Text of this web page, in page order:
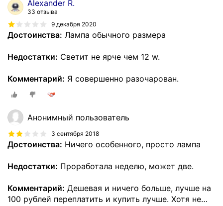
Alexander R.
33 отзыва
9 декабря 2020
Достоинства: Лампа обычного размера
Недостатки: Светит не ярче чем 12 w.
Комментарий: Я совершенно разочарован.
Анонимный пользователь
3 сентября 2018
Достоинства: Ничего особенного, просто лампа
Недостатки: Проработала неделю, может две.
Комментарий: Дешевая и ничего больше, лучше на
100 рублей переплатить и купить лучше. Хотя не…